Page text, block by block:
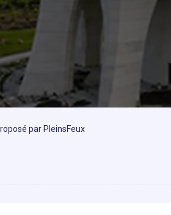
par PleinsFeux